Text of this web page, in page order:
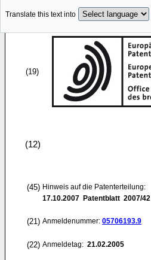
Translate this text into
(19)
(12)
(45) Hinweis auf die Patenterteilung:
17.10.2007 Patentblatt 2007/42
(21) Anmeldenummer: 05706193.9
(22) Anmeldetag: 21.02.2005